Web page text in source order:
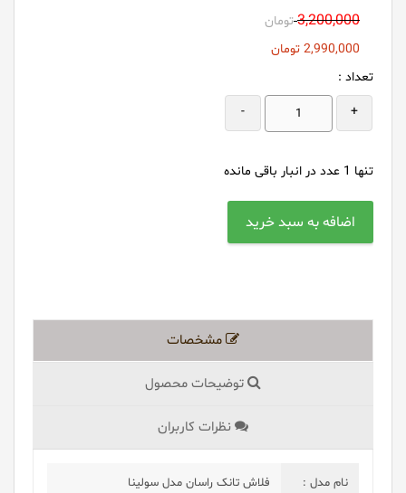
3,200,000 تومان
2,990,000 تومان
تعداد :
+
-
تنها 1 عدد در انبار باقی مانده
مشخصات
توضیحات محصول
نظرات کاربران
نام مدل : فلاش تانک راسان مدل سولینا